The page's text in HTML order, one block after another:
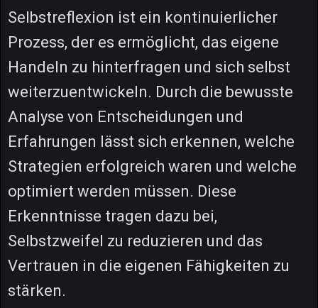
Selbstreflexion ist ein kontinuierlicher
Prozess, der es ermöglicht, das eigene
Handeln zu hinterfragen und sich selbst
weiterzuentwickeln. Durch die bewusste
Analyse von Entscheidungen und
Erfahrungen lässt sich erkennen, welche
Strategien erfolgreich waren und welche
optimiert werden müssen. Diese
Erkenntnisse tragen dazu bei,
Selbstzweifel zu reduzieren und das
Vertrauen in die eigenen Fähigkeiten zu
stärken.